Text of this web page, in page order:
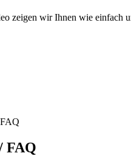
zeigen wir Ihnen wie einfach
FAQ